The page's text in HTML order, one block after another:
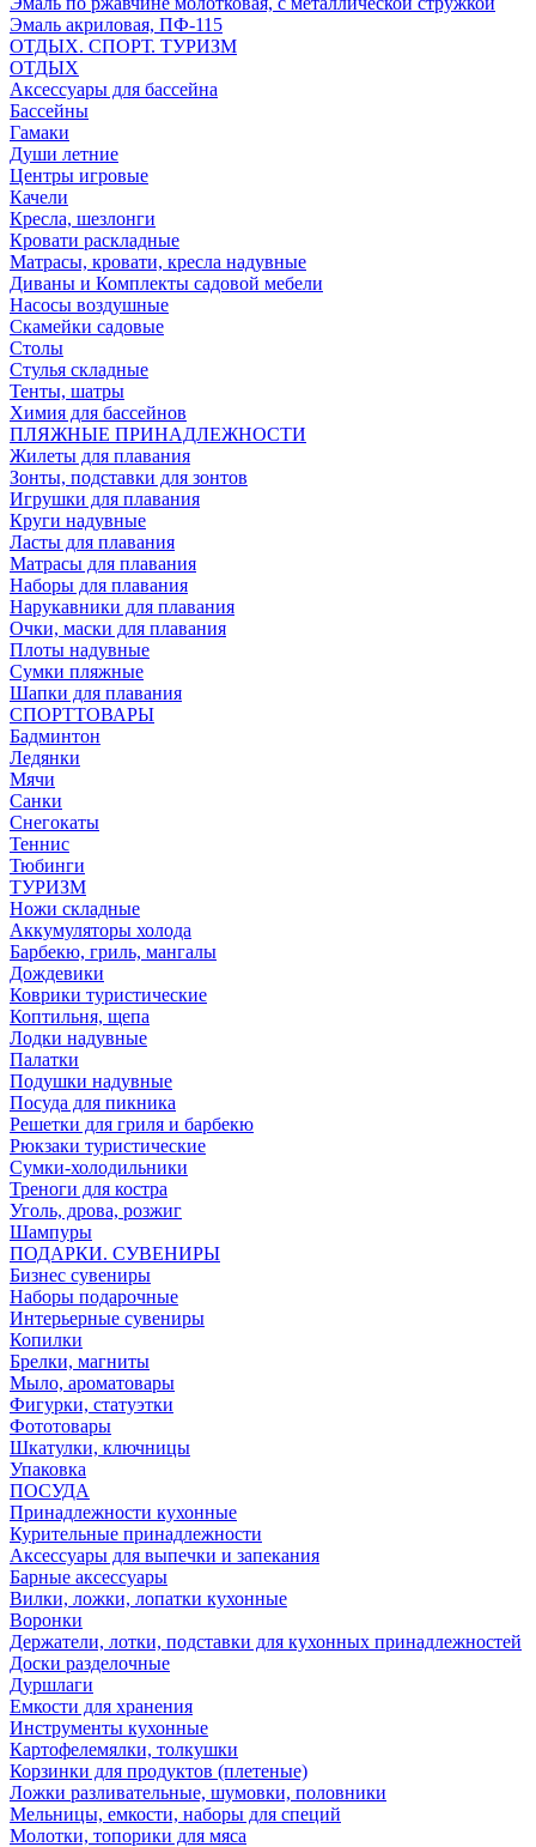
Эмаль акриловая, ПФ-115
ОТДЫХ. СПОРТ. ТУРИЗМ
ОТДЫХ
Аксессуары для бассейна
Бассейны
Гамаки
Души летние
Центры игровые
Качели
Кресла, шезлонги
Кровати раскладные
Матрасы, кровати, кресла надувные
Диваны и Комплекты садовой мебели
Насосы воздушные
Скамейки садовые
Столы
Стулья складные
Тенты, шатры
Химия для бассейнов
ПЛЯЖНЫЕ ПРИНАДЛЕЖНОСТИ
Жилеты для плавания
Зонты, подставки для зонтов
Игрушки для плавания
Круги надувные
Ласты для плавания
Матрасы для плавания
Наборы для плавания
Нарукавники для плавания
Очки, маски для плавания
Плоты надувные
Сумки пляжные
Шапки для плавания
СПОРТТОВАРЫ
Бадминтон
Ледянки
Мячи
Санки
Снегокаты
Теннис
Тюбинги
ТУРИЗМ
Ножи складные
Аккумуляторы холода
Барбекю, гриль, мангалы
Дождевики
Коврики туристические
Коптильня, щепа
Лодки надувные
Палатки
Подушки надувные
Посуда для пикника
Решетки для гриля и барбекю
Рюкзаки туристические
Сумки-холодильники
Треноги для костра
Уголь, дрова, розжиг
Шампуры
ПОДАРКИ. СУВЕНИРЫ
Бизнес сувениры
Наборы подарочные
Интерьерные сувениры
Копилки
Брелки, магниты
Мыло, ароматовары
Фигурки, статуэтки
Фототовары
Шкатулки, ключницы
Упаковка
ПОСУДА
Принадлежности кухонные
Курительные принадлежности
Аксессуары для выпечки и запекания
Барные аксессуары
Вилки, ложки, лопатки кухонные
Воронки
Держатели, лотки, подставки для кухонных принадлежностей
Доски разделочные
Дуршлаги
Емкости для хранения
Инструменты кухонные
Картофелемялки, толкушки
Корзинки для продуктов (плетеные)
Ложки разливательные, шумовки, половники
Мельницы, емкости, наборы для специй
Молотки, топорики для мяса